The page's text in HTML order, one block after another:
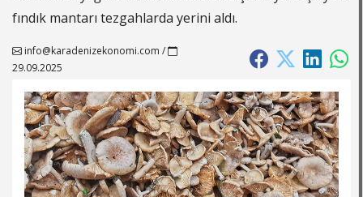
fındık mantarı tezgahlarda yerini aldı.
info@karadenizekonomi.com /
29.09.2025